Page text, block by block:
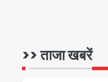
>> ताजा खबरें
1